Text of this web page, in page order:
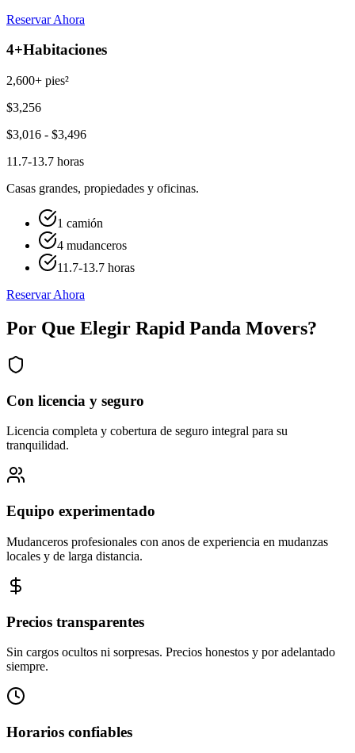
Reservar Ahora
4+Habitaciones
2,600+ pies²
$3,256
$3,016 - $3,496
11.7-13.7 horas
Casas grandes, propiedades y oficinas.
1 camión
4 mudanceros
11.7-13.7 horas
Reservar Ahora
Por Que Elegir Rapid Panda Movers?
Con licencia y seguro
Licencia completa y cobertura de seguro integral para su
tranquilidad.
Equipo experimentado
Mudanceros profesionales con anos de experiencia en mudanzas
locales y de larga distancia.
Precios transparentes
Sin cargos ocultos ni sorpresas. Precios honestos y por adelantado
siempre.
Horarios confiables